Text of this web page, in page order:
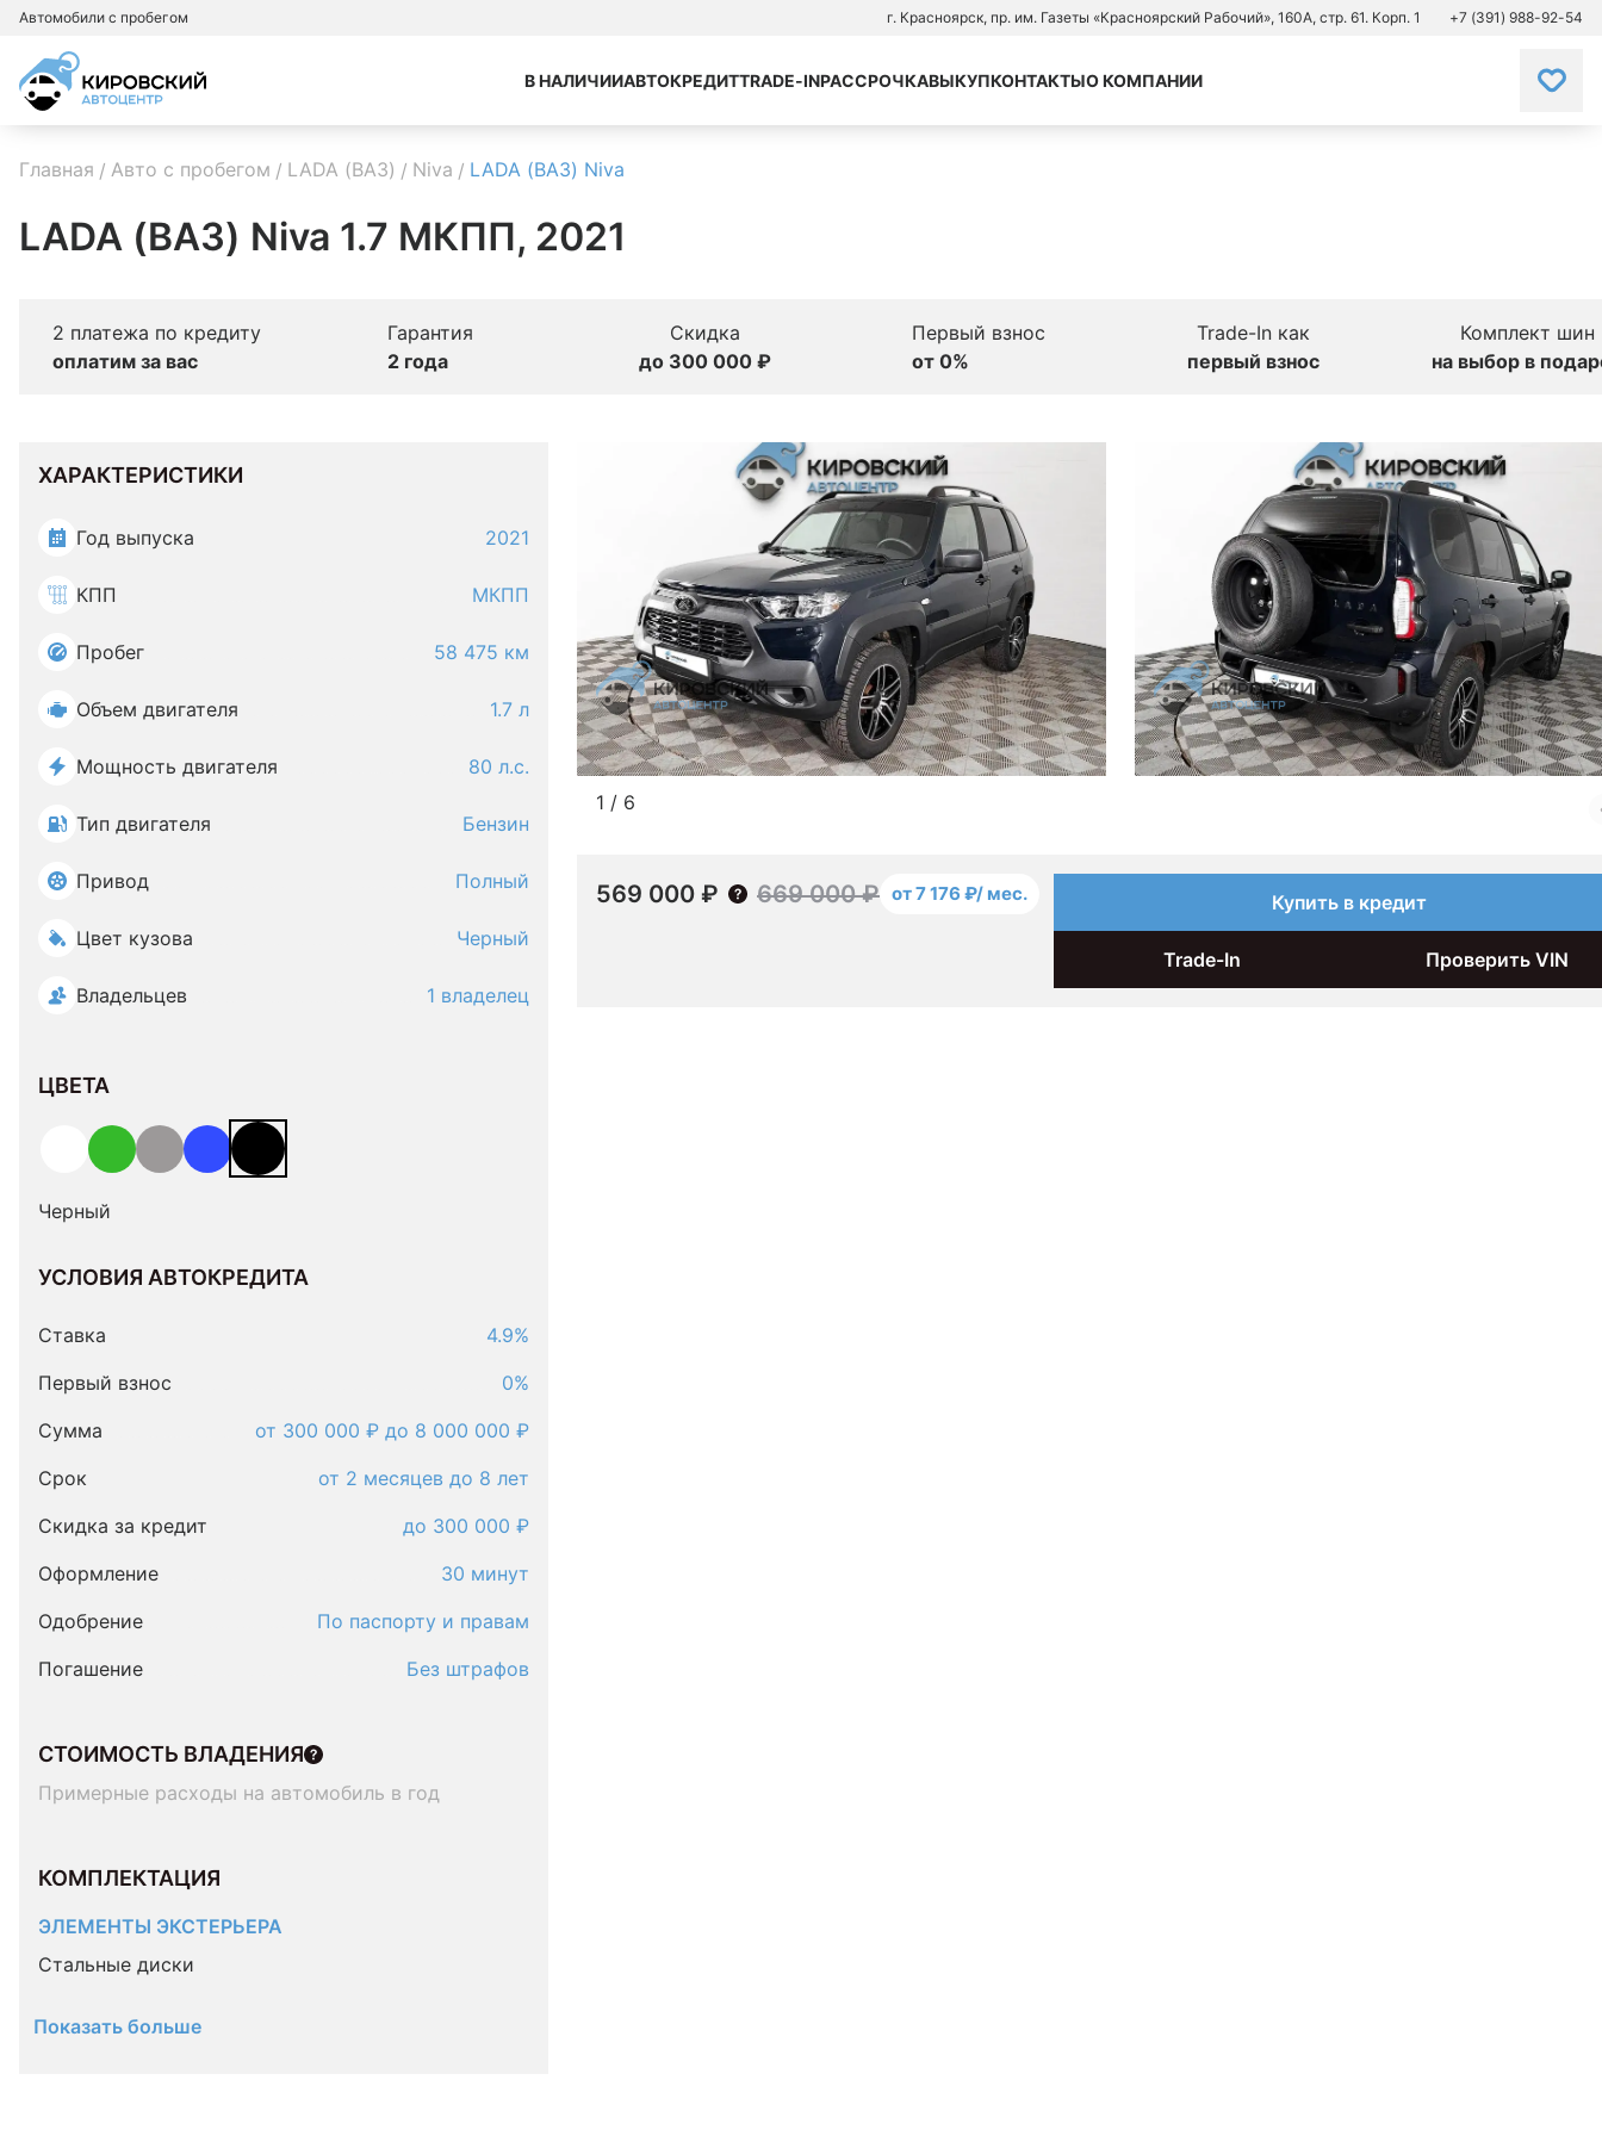
Автомобили с пробегом г. Красноярск, пр. им. Газеты «Красноярский Рабочий», 160А, стр. 61. Корп. 1 +7 (391) 988-92-54
В НАЛИЧИИАВТОКРЕДИТTRADE-INРАССРОЧКАВЫКУПКОНТАКТЫО КОМПАНИИ
Главная Авто с пробегом LADA (ВАЗ) Niva LADA (ВАЗ) Niva
LADA (ВАЗ) Niva 1.7 МКПП, 2021
2 платежа по кредиту
оплатим за вас
Гарантия
2 года
Скидка
до 300 000 ₽
Первый взнос
от 0%
Trade-In как
первый взнос
Комплект шин
на выбор в
ХАРАКТЕРИСТИКИ
Год выпуска 2021
КПП МКПП
Пробег 58 475 км
Объем двигателя 1.7 л
Мощность двигателя 80 л.с.
Тип двигателя Бензин
Привод Полный
Цвет кузова Черный
Владельцев 1 владелец
ЦВЕТА
Черный
УСЛОВИЯ АВТОКРЕДИТА
Ставка
4.9%
Первый взнос
0%
Сумма
от 300 000 ₽ до 8 000 000 ₽
Срок
от 2 месяцев до 8 лет
Скидка за кредит
до 300 000 ₽
Оформление
30 минут
Одобрение
По паспорту и правам
Погашение
Без штрафов
СТОИМОСТЬ ВЛАДЕНИЯ
Примерные расходы на автомобиль в год
КОМПЛЕКТАЦИЯ
ЭЛЕМЕНТЫ ЭКСТЕРЬЕРА
Стальные диски
Показать больше
1 / 6
569 000 ₽ 669 000 ₽ от 7 176 ₽/ мес. Купить в кредит
Trade-In Проверить VIN